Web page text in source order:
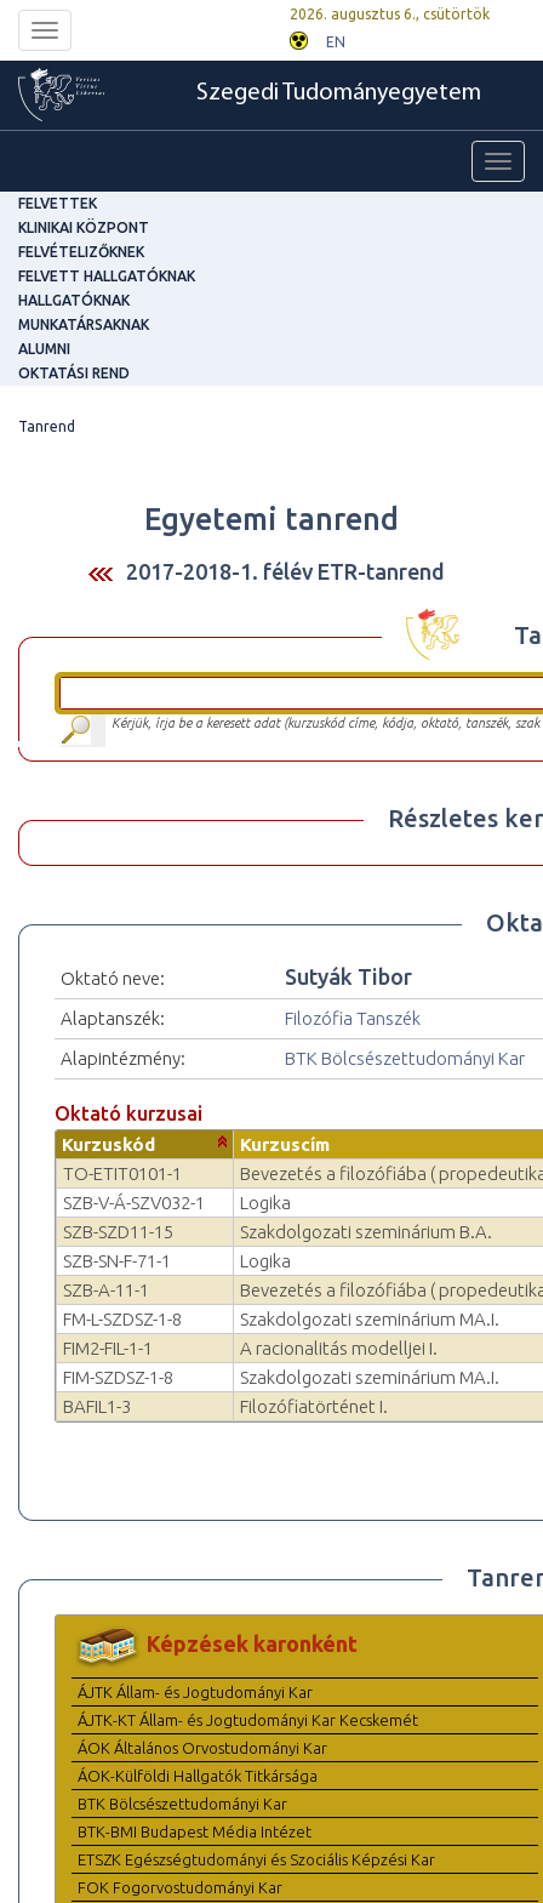
Toggle
navigation
2026. augusztus 6., csütörtök
EN
Szegedi Tudományegyetem
FELVETTEK
KLINIKAI KÖZPONT
FELVÉTELIZŐKNEK
FELVETT HALLGATÓKNAK
HALLGATÓKNAK
MUNKATÁRSAKNAK
ALUMNI
OKTATÁSI REND
Tanrend
Egyetemi tanrend
2017-2018-1. félév ETR-tanrend
Kérjük, írja be a keresett adat (kurzuskód címe, kódja, oktató, tanszék,
Részletes
Oktató neve: Sutyák Tibor
Alaptanszék:
Filozófia Tanszék
Alapintézmény:
BTK Bölcsészettudományi Kar
Oktató kurzusai
Kurzuskód
Kurzuscím
TO-ETIT0101-1
Bevezetés a filozófiába (
SZB-V-Á-SZV032-1
Logika
SZB-SZD11-15
Szakdolgozati szeminárium B.A.
SZB-SN-F-71-1
Logika
SZB-A-11-1
Bevezetés a filozófiába (
FM-L-SZDSZ-1-8
Szakdolgozati szeminárium MA.I.
FIM2-FIL-1-1
A racionalitás modelljei I.
FIM-SZDSZ-1-8
Szakdolgozati szeminárium MA.I.
BAFIL1-3
Filozófiatörténet I.
Képzések karonként
ÁJTK Állam- és Jogtudományi Kar
ÁJTK-KT Állam- és Jogtudományi Kar Kecskemét
ÁOK Általános Orvostudományi Kar
ÁOK-Külföldi Hallgatók Titkársága
BTK Bölcsészettudományi Kar
BTK-BMI Budapest Média Intézet
ETSZK Egészségtudományi és Szociális Képzési Kar
FOK Fogorvostudományi Kar